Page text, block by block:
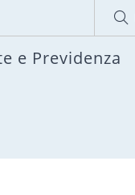
e Previdenza